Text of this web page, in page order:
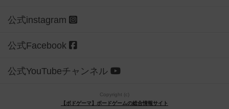
公式instagram
公式Facebook
公式YouTubeチャンネル
Copyright (c)
【ボドゲーマ】ボードゲームの総合情報サイト